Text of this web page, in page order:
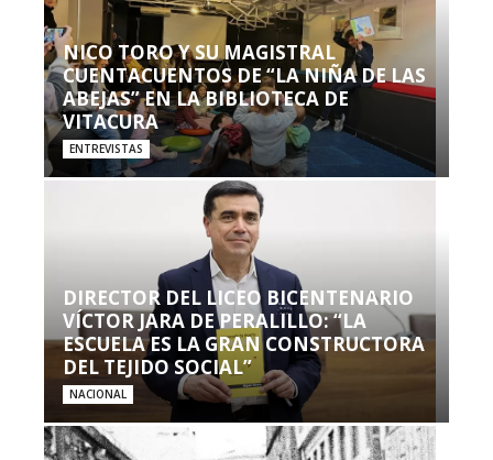
NICO TORO Y SU MAGISTRAL
CUENTACUENTOS DE “LA NIÑA DE LAS
ABEJAS” EN LA BIBLIOTECA DE
VITACURA
ENTREVISTAS
DIRECTOR DEL LICEO BICENTENARIO
VÍCTOR JARA DE PERALILLO: “LA
ESCUELA ES LA GRAN CONSTRUCTORA
DEL TEJIDO SOCIAL”
NACIONAL